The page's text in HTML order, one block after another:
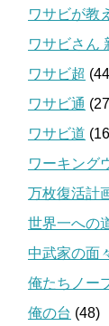
ワサビが教
ワサビさん
ワサビ超
ワサビ通
ワサビ道
ワーキング
万枚復活計
世界一への
中武家の面
俺たちノー
俺の台 (48)